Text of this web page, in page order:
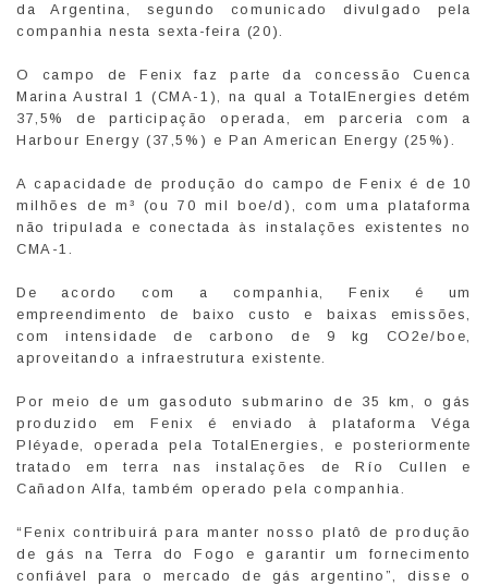
da Argentina, segundo comunicado divulgado pela
companhia nesta sexta-feira (20).
O campo de Fenix faz parte da concessão Cuenca
Marina Austral 1 (CMA-1), na qual a TotalEnergies detém
37,5% de participação operada, em parceria com a
Harbour Energy (37,5%) e Pan American Energy (25%).
A capacidade de produção do campo de Fenix é de 10
milhões de m³ (ou 70 mil boe/d), com uma plataforma
não tripulada e conectada às instalações existentes no
CMA-1.
De acordo com a companhia, Fenix é um
empreendimento de baixo custo e baixas emissões,
com intensidade de carbono de 9 kg CO2e/boe,
aproveitando a infraestrutura existente.
Por meio de um gasoduto submarino de 35 km, o gás
produzido em Fenix é enviado à plataforma Véga
Pléyade, operada pela TotalEnergies, e posteriormente
tratado em terra nas instalações de Río Cullen e
Cañadon Alfa, também operado pela companhia.
“Fenix contribuirá para manter nosso platô de produção
de gás na Terra do Fogo e garantir um fornecimento
confiável para o mercado de gás argentino”, disse o